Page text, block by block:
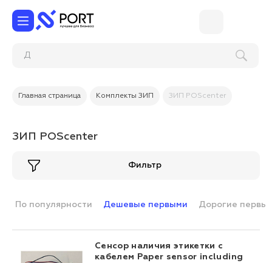
Главная страница Комплекты ЗИП ЗИП POScenter
ЗИП POScenter
Фильтр
По популярности Дешевые первыми Дорогие
Сенсор наличия этикетки с
кабелем Paper sensor including